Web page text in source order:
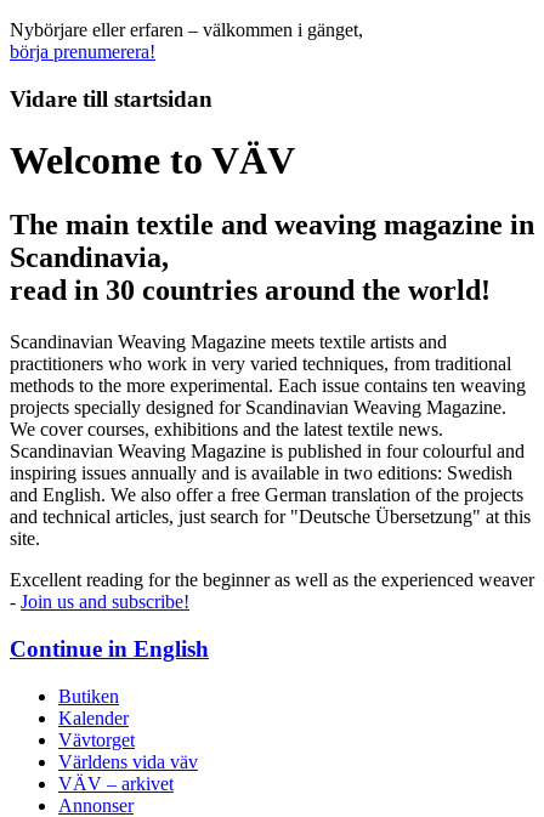
Nybörjare eller erfaren – välkommen i gänget,
börja prenumerera!
Vidare till startsidan
Welcome to VÄV
The main textile and weaving magazine in
Scandinavia,
read in 30 countries around the world!
Scandinavian Weaving Magazine meets textile artists and
practitioners who work in very varied techniques, from traditional
methods to the more experimental. Each issue contains ten weaving
projects specially designed for Scandinavian Weaving Magazine.
We cover courses, exhibitions and the latest textile news.
Scandinavian Weaving Magazine is published in four colourful and
inspiring issues annually and is available in two editions: Swedish
and English. We also offer a free German translation of the projects
and technical articles, just search for "Deutsche Übersetzung" at this
site.
Excellent reading for the beginner as well as the experienced weaver
- Join us and subscribe!
Continue in English
Butiken
Kalender
Vävtorget
Världens vida väv
VÄV – arkivet
Annonser